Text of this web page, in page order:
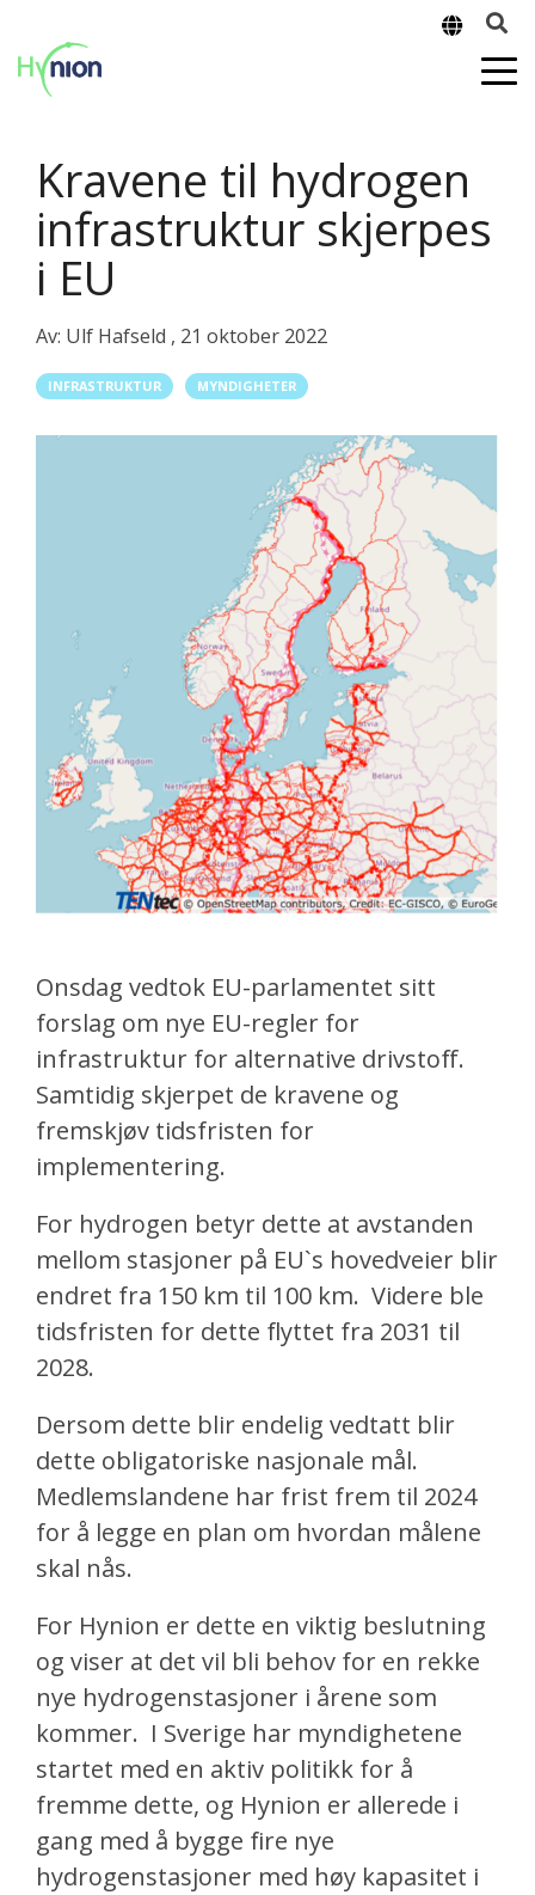
Kravene til hydrogen
infrastruktur skjerpes
i EU
Av: Ulf Hafseld , 21 oktober 2022
INFRASTRUKTUR MYNDIGHETER
Onsdag vedtok EU-parlamentet sitt
forslag om nye EU-regler for
infrastruktur for alternative drivstoff.
Samtidig skjerpet de kravene og
fremskjøv tidsfristen for
implementering.
For hydrogen betyr dette at avstanden
mellom stasjoner på EU`s hovedveier blir
endret fra 150 km til 100 km. Videre ble
tidsfristen for dette flyttet fra 2031 til
2028.
Dersom dette blir endelig vedtatt blir
dette obligatoriske nasjonale mål.
Medlemslandene har frist frem til 2024
for å legge en plan om hvordan målene
skal nås.
For Hynion er dette en viktig beslutning
og viser at det vil bli behov for en rekke
nye hydrogenstasjoner i årene som
kommer. I Sverige har myndighetene
startet med en aktiv politikk for å
fremme dette, og Hynion er allerede i
gang med å bygge fire nye
hydrogenstasjoner med høy kapasitet i